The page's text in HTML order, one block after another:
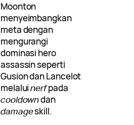
Moonton
menyeimbangkan
meta dengan
mengurangi
dominasi hero
assassin seperti
Gusion dan Lancelot
melaluinerfpada
cooldowndan
damageskill.